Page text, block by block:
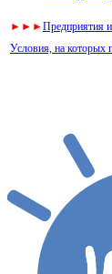
► ► ►Предприятия
Условия, на которых